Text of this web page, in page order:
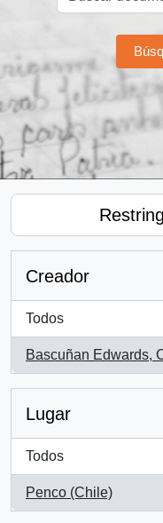
Creador
Todos
Bascuñan Edwards,
, 1 resultados
Lugar
Todos
Penco (Chile)
, 1 resultados